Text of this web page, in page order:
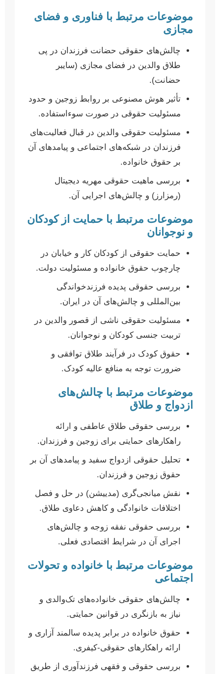
موضوعات مرتبط با فناوری و فضای
مجازی
چالش‌های حقوقی حضانت فرزندان در پی
طلاق والدین در فضای مجازی (سایبر
حضانت).
تأثیر هوش مصنوعی بر روابط زوجین و حدود
مسئولیت حقوقی در صورت سوءاستفاده.
مسئولیت حقوقی والدین در قبال فعالیت‌های
فرزندان در شبکه‌های اجتماعی و پیامدهای آن
بر حقوق خانواده.
بررسی ماهیت حقوقی مهریه دیجیتال
(رمزارز) و چالش‌های اجرایی آن.
موضوعات مرتبط با حمایت از کودکان
و نوجوانان
حمایت حقوقی از کودکان کار و خیابان در
چارچوب حقوق خانواده و مسئولیت دولت.
بررسی حقوقی پدیده فرزندخواندگی
بین‌المللی و چالش‌های آن در ایران.
مسئولیت حقوقی ناشی از قصور والدین در
تربیت جنسی کودکان و نوجوانان.
حقوق کودک در فرآیند طلاق توافقی و
ضرورت توجه به منافع عالیه کودک.
موضوعات مرتبط با چالش‌های
ازدواج و طلاق
بررسی حقوقی طلاق عاطفی و ارائه
راهکارهای حمایتی برای زوجین و فرزندان.
تحلیل حقوقی ازدواج سفید و پیامدهای آن بر
حقوق زوجین و فرزندان.
نقش میانجی‌گری (مدییشن) در حل و فصل
اختلافات خانوادگی و کاهش دعاوی طلاق.
بررسی حقوقی نفقه زوجه و چالش‌های
اجرای آن در شرایط اقتصادی فعلی.
موضوعات مرتبط با خانواده و تحولات
اجتماعی
چالش‌های حقوقی خانواده‌های تک‌والدی و
نیاز به بازنگری در قوانین حمایتی.
حقوق خانواده در برابر پدیده سالمند آزاری و
ارائه راهکارهای حقوقی-کیفری.
بررسی حقوقی و فقهی فرزندآوری از طریق